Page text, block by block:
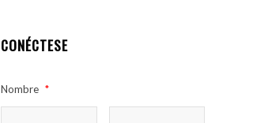
CONÉCTESE
Nombre *